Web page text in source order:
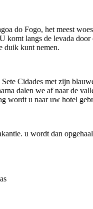
do Fogo, het meest
komt langs de levada
duik kunt nemen.
Cidades met zijn
dalen we af naar de
wordt u naar uw hotel
u wordt dan